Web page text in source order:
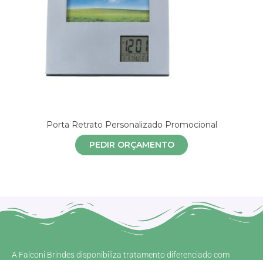
Porta Retrato Personalizado Promocional
PEDIR ORÇAMENTO
A Falconi Brindes disponibiliza tratamento diferenciado com